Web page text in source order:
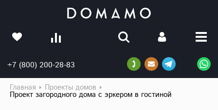
+7 (800) 200-28-83
Главная Проекты домов
Проект загородного дома с эркером в гостиной